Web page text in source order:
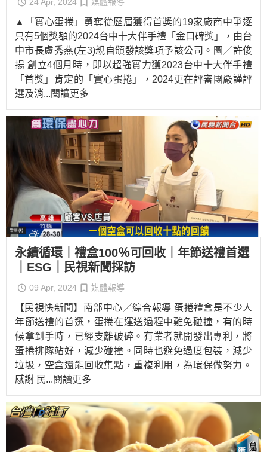
24 Apr, 2024 媒體報導
▲「實心蛋捲」勇奪從歷屆獲得首獎的19家廠商中爭逐
只有5個獎額的2024台中十大伴手禮「金口碑獎」，由台
中市長盧秀燕(左3)親自頒發該獎項予該公司。圖／許俊
揚 創立4個月時，即以超強實力獲2023台中十大伴手禮
「首獎」肯定的「實心蛋捲」，2024更在評審團嚴謹評
選及消...閱讀更多
永續循環｜禮盒100％可回收｜年節送禮首選
｜ESG｜民視新聞採訪
09 Apr, 2024 媒體報導
【民視快新聞】南部中心／綜合報導 蛋捲禮盒是不少人
年節送禮的首選，蛋捲在運送過程中難免碰撞，有的時
候拿到手時，已經支離破碎。有業者就開發出專利，將
蛋捲排隊站好，減少碰撞。同時也避免過度包裝，減少
垃圾，空盒還能回收集點，重複利用，為環保做努力。
感謝 民...閱讀更多